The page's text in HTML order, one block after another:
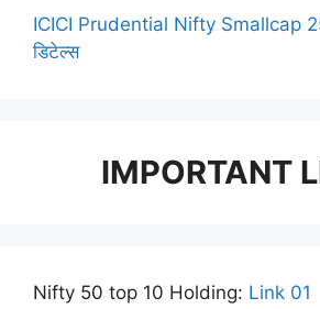
ICICI Prudential Nifty Smallcap
डिटेल्स
IMPORTANT
Nifty 50 top 10 Holding: Link 01